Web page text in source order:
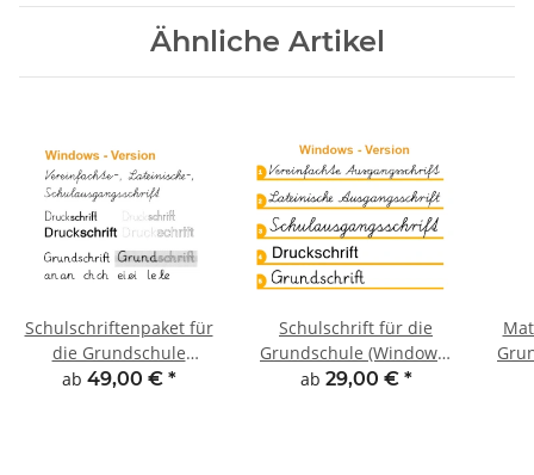
Ähnliche Artikel
Schulschriftenpaket für
die Grundschule
(Windows-Version)
ab 49,00 € *
Schulschrift für die
Grundschule (Windows-
Version)
ab 29,00 € *